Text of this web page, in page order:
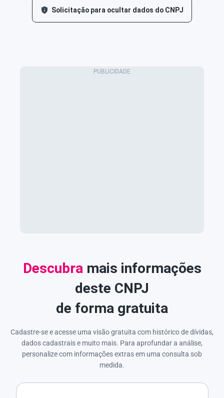
Solicitação para ocultar dados do CNPJ
Descubra mais informações
deste CNPJ
de forma gratuita
Cadastre-se e acesse uma visão gratuita com histórico de dívidas,
dados cadastrais e muito mais. Para aprofundar a análise,
personalize com informações extras em uma consulta sob
medida.